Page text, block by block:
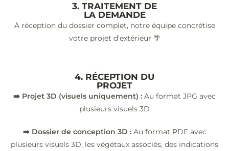
3. TRAITEMENT DE
LA DEMANDE
À réception du dossier complet, notre équipe concrétise
votre projet d’extérieur 🌴
4. RÉCEPTION DU
PROJET
➡️ Projet 3D (visuels uniquement) : Au format JPG avec
plusieurs visuels 3D
➡️ Dossier de conception 3D :Au format PDF avec
plusieurs visuels 3D, les végétaux associés, des indications